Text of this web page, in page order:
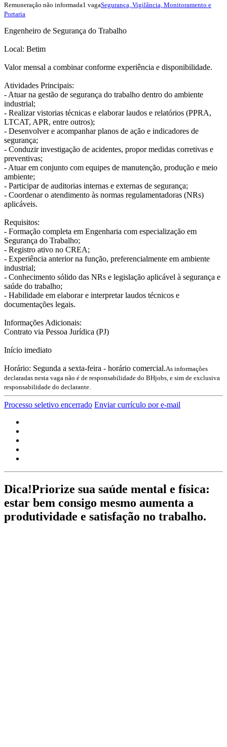
Remuneração não informada1 vagaSegurança, Vigilância, Monitoramento e
Portaria
Engenheiro de Segurança do Trabalho
Local: Betim
Valor mensal a combinar conforme experiência e disponibilidade.
Atividades Principais:
- Atuar na gestão de segurança do trabalho dentro do ambiente
industrial;
- Realizar vistorias técnicas e elaborar laudos e relatórios (PPRA,
LTCAT, APR, entre outros);
- Desenvolver e acompanhar planos de ação e indicadores de
segurança;
- Conduzir investigação de acidentes, propor medidas corretivas e
preventivas;
- Atuar em conjunto com equipes de manutenção, produção e meio
ambiente;
- Participar de auditorias internas e externas de segurança;
- Coordenar o atendimento às normas regulamentadoras (NRs)
aplicáveis.
Requisitos:
- Formação completa em Engenharia com especialização em
Segurança do Trabalho;
- Registro ativo no CREA;
- Experiência anterior na função, preferencialmente em ambiente
industrial;
- Conhecimento sólido das NRs e legislação aplicável à segurança e
saúde do trabalho;
- Habilidade em elaborar e interpretar laudos técnicos e
documentações legais.
Informações Adicionais:
Contrato via Pessoa Jurídica (PJ)
Início imediato
Horário: Segunda a sexta-feira - horário comercial.As informações
declaradas nesta vaga não é de responsabilidade do BHjobs, e sim de exclusiva
responsabilidade do declarante.
Processo seletivo encerrado Enviar currículo por e-mail
Dica!Priorize sua saúde mental e física:
estar bem consigo mesmo aumenta a
produtividade e satisfação no trabalho.